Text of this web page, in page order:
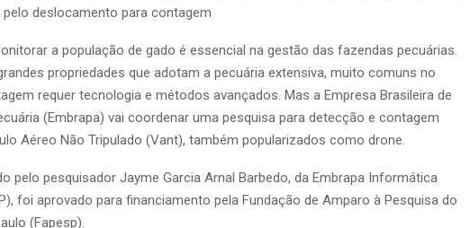
deslocamento para contagem
a população de gado é essencial na gestão das fazendas pecuárias.
propriedades que adotam a pecuária extensiva, muito comuns no
requer tecnologia e métodos avançados. Mas a Empresa Brasileira de
(Embrapa) vai coordenar uma pesquisa para detecção e contagem
Aéreo Não Tripulado (Vant), também popularizados como drone.
pelo pesquisador Jayme Garcia Arnal Barbedo, da Embrapa Informática
foi aprovado para financiamento pela Fundação de Amparo à Pesquisa do
(Fapesp).